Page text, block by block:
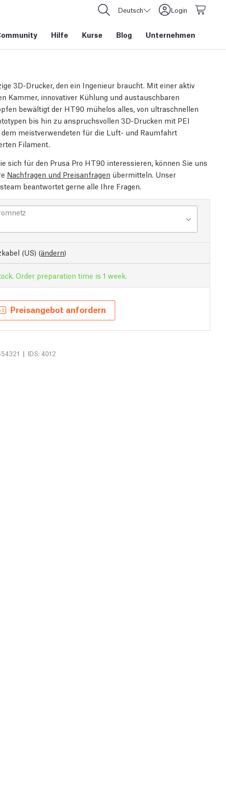
Deutsch Login
Hilfe Kurse Blog Unternehmen
3D-Drucker, den ein Ingenieur braucht. Mit einer aktiv
Kammer, innovativer Kühlung und austauschbaren
bewältigt der HT90 mühelos alles, von ultraschnellen
bis hin zu anspruchsvollen 3D-Drucken mit PEI
dem meistverwendeten für die Luft- und Raumfahrt
Filament.
sich für den Prusa Pro HT90 interessieren, können Sie uns
Nachfragen und Preisanfragen übermitteln. Unser
beantwortet gerne alle Ihre Fragen.
(US) (ändern)
Order preparation time is 1 week.
Preisangebot anfordern
| IDS: 4012